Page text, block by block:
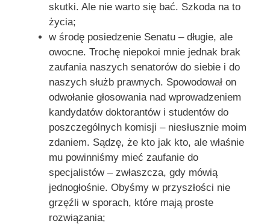
skutki. Ale nie warto się bać. Szkoda na to
życia;
w środę posiedzenie Senatu – długie, ale
owocne. Trochę niepokoi mnie jednak brak
zaufania naszych senatorów do siebie i do
naszych służb prawnych. Spowodował on
odwołanie głosowania nad wprowadzeniem
kandydatów doktorantów i studentów do
poszczególnych komisji – niesłusznie moim
zdaniem. Sądzę, że kto jak kto, ale właśnie
mu powinniśmy mieć zaufanie do
specjalistów – zwłaszcza, gdy mówią
jednogłośnie. Obyśmy w przyszłości nie
grzęźli w sporach, które mają proste
rozwiązania;